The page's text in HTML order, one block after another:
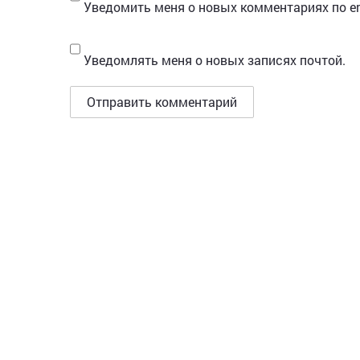
Уведомить меня о новых комментариях по
Уведомлять меня о новых записях почтой.